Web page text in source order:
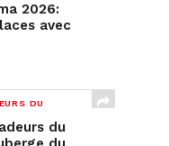
2026:
avec
DU
du